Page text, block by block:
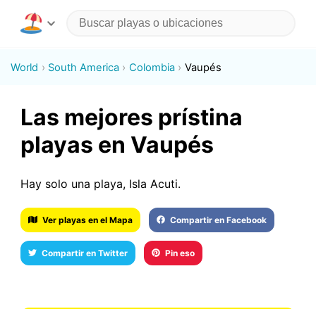
World South America Colombia Vaupés
Las mejores prístina
playas en Vaupés
Hay solo una playa, Isla Acuti.
Ver playas en el Mapa Compartir en Facebook
Compartir en Twitter Pin eso